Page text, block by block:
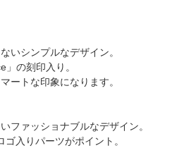
いシンプルなデザイン。
の刻印入り。
ートな印象になります。
ファッショナブルなデザイン。
入りパーツがポイント。